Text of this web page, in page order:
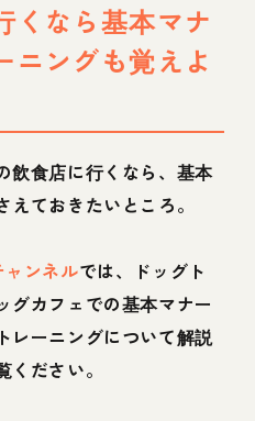
くなら基本マナ
ニングも覚えよ
飲食店に行くなら、基本
ておきたいところ。
ャンネルでは、ドッグト
グカフェでの基本マナー
レーニングについて解説
ださい。